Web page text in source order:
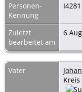
Personen-
Kennung
I4281
Zuletzt
bearbeitet am
6
Vater
Kreis